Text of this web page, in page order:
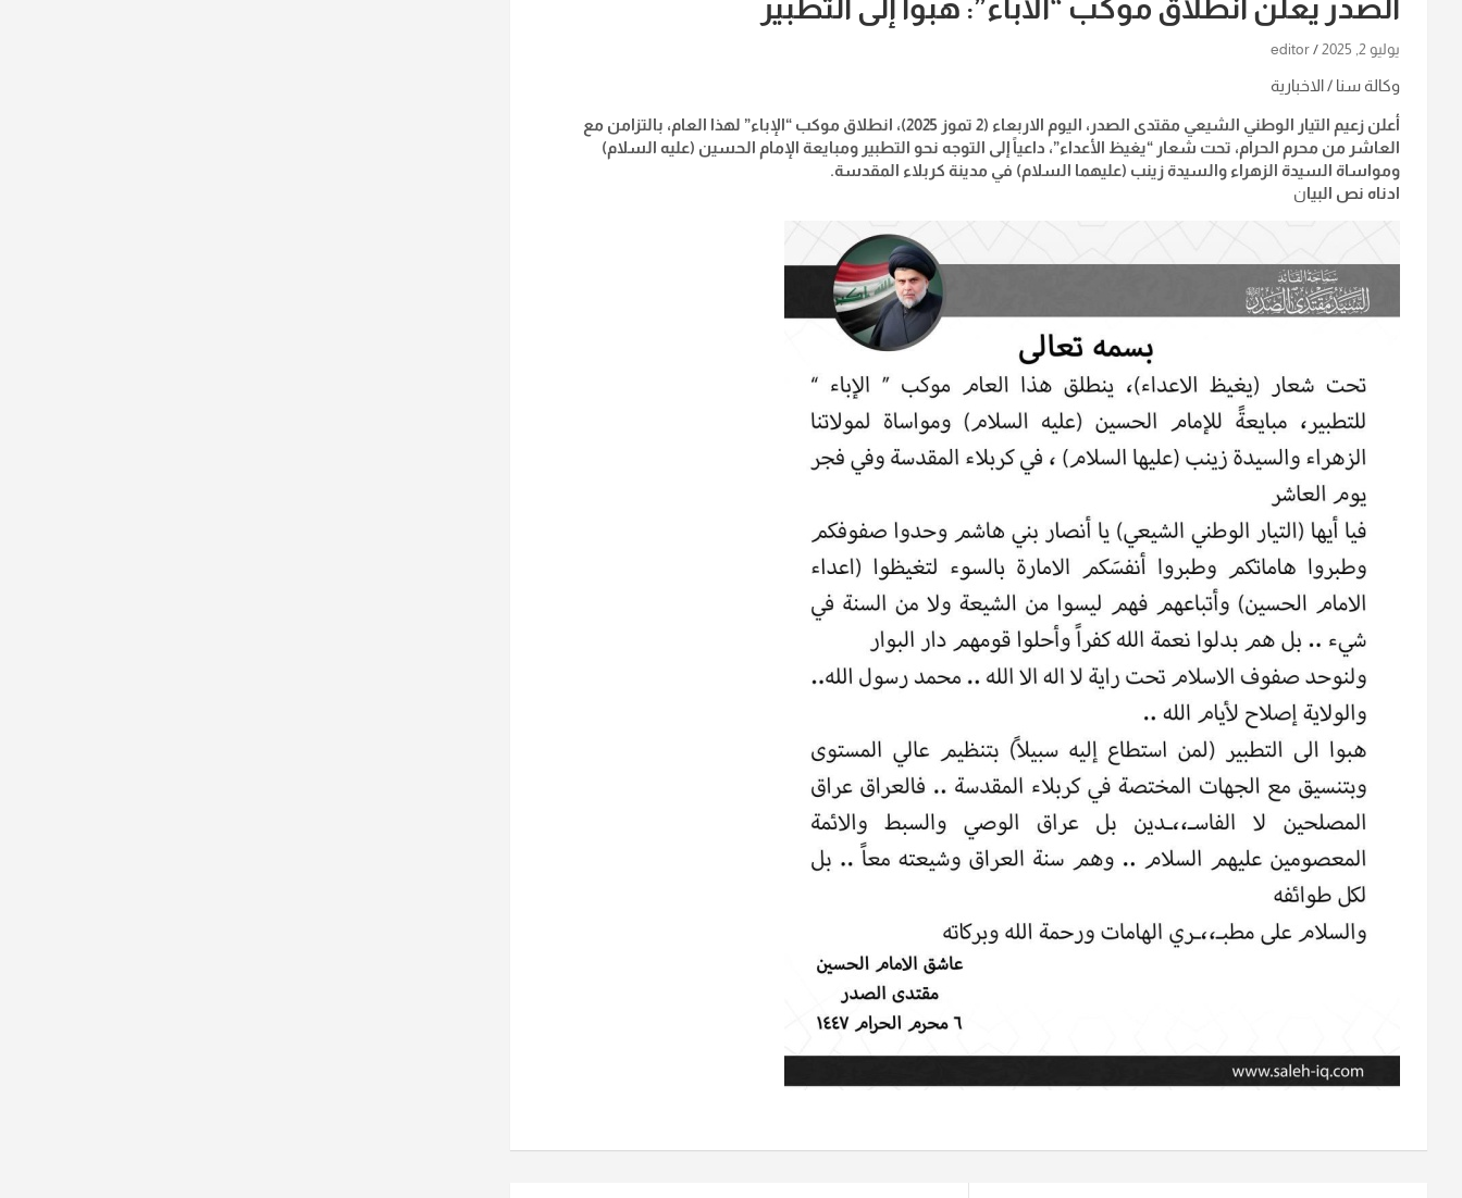
الصدر يعلن انطلاق موكب “الاباء”: هبوا إلى التطبير
يوليو 2, 2025 editor
وكالة سنا / الاخبارية
أعلن زعيم التيار الوطني الشيعي مقتدى الصدر، اليوم الاربعاء (2 تموز 2025)، انطلاق موكب “الإباء” لهذا العام، بالتزامن مع
العاشر من محرم الحرام، تحت شعار “يغيظ الأعداء”، داعياً إلى التوجه نحو التطبير ومبايعة الإمام الحسين (عليه السلام)
ومواساة السيدة الزهراء والسيدة زينب (عليهما السلام) في مدينة كربلاء المقدسة.
ادناه نص البيان